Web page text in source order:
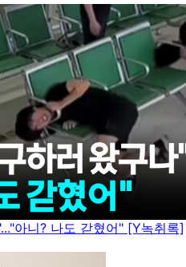
아니? 나도 갇혔어" [Y녹취록]